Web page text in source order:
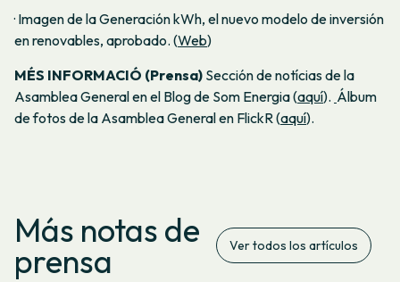
· Imagen de la Generación kWh, el nuevo modelo de inversión
en renovables, aprobado. (Web)
MÉS INFORMACIÓ (Prensa) Sección de notícias de la
Asamblea General en el Blog de Som Energia (aquí). Álbum
de fotos de la Asamblea General en FlickR (aquí).
Más notas de
prensa Ver todos los artículos